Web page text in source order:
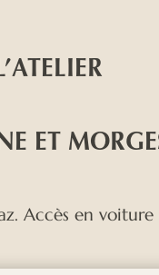
ET
Accès en